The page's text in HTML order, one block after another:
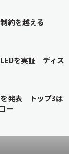
約を越える
を実証 ディス
を発表 トップ3は
ー